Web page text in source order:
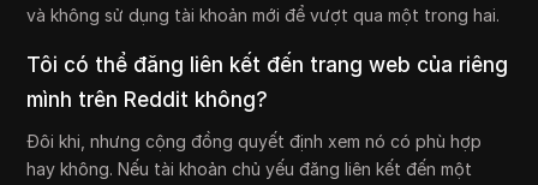
và không sử dụng tài khoản mới để vượt qua một trong hai.
Tôi có thể đăng liên kết đến trang web của riêng
mình trên Reddit không?
Đôi khi, nhưng cộng đồng quyết định xem nó có phù hợp
hay không. Nếu tài khoản chủ yếu đăng liên kết đến một